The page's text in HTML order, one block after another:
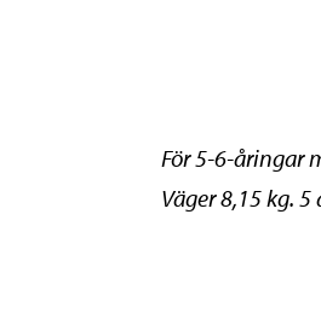
För 5-6-åringar
Väger 8,15 kg.